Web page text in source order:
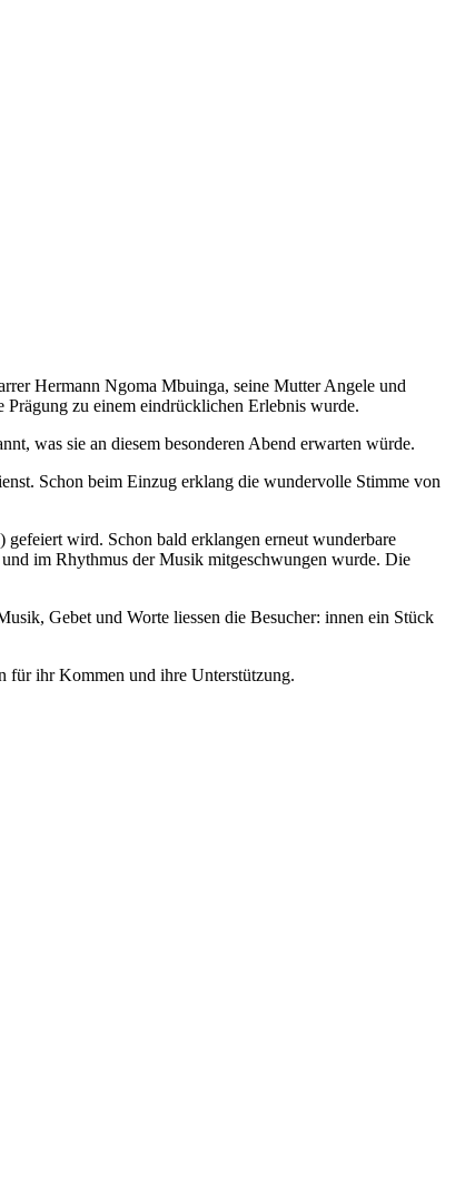
Hermann Ngoma Mbuinga, seine Mutter Angele und
Prägung zu einem eindrücklichen Erlebnis wurde.
was sie an diesem besonderen Abend erwarten würde.
Schon beim Einzug erklang die wundervolle Stimme von
wird. Schon bald erklangen erneut wunderbare
im Rhythmus der Musik mitgeschwungen wurde. Die
Gebet und Worte liessen die Besucher: innen ein Stück
für ihr Kommen und ihre Unterstützung.